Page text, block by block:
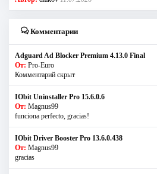
Комментарии
Adguard Ad Blocker Premium 4.13.0 Final
От: Pro-Euro
Комментарий скрыт
IObit Uninstaller Pro 15.6.0.6
От: Magnus99
funciona perfecto, gracias!
IObit Driver Booster Pro 13.6.0.438
От: Magnus99
gracias